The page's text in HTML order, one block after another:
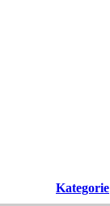
Kategorie